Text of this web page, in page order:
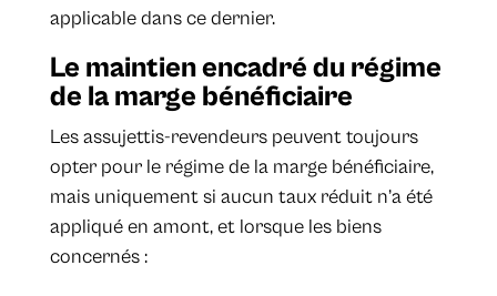
applicable dans ce dernier.
Le maintien encadré du régime
de la marge bénéficiaire
Les assujettis-revendeurs peuvent toujours
opter pour le régime de la marge bénéficiaire,
mais uniquement si aucun taux réduit n’a été
appliqué en amont, et lorsque les biens
concernés :